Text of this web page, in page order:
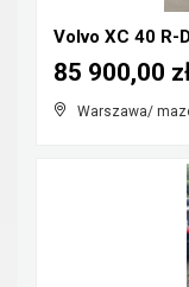
Warszawa/
85 900,00